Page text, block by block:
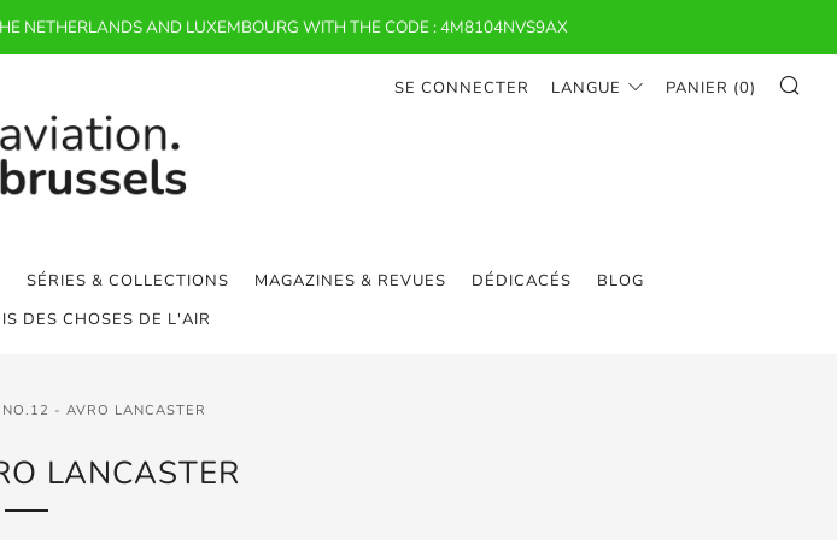
NETHERLANDS AND LUXEMBOURG WITH THE CODE : 4M8104NVS9AX
SÉRIES & COLLECTIONS MAGAZINES & REVUES DÉDICACÉS
BLOG
DES CHOSES DE L'AIR
SE CONNECTER LANGUE PANIER (0)
NO.12 - AVRO LANCASTER
LANCASTER